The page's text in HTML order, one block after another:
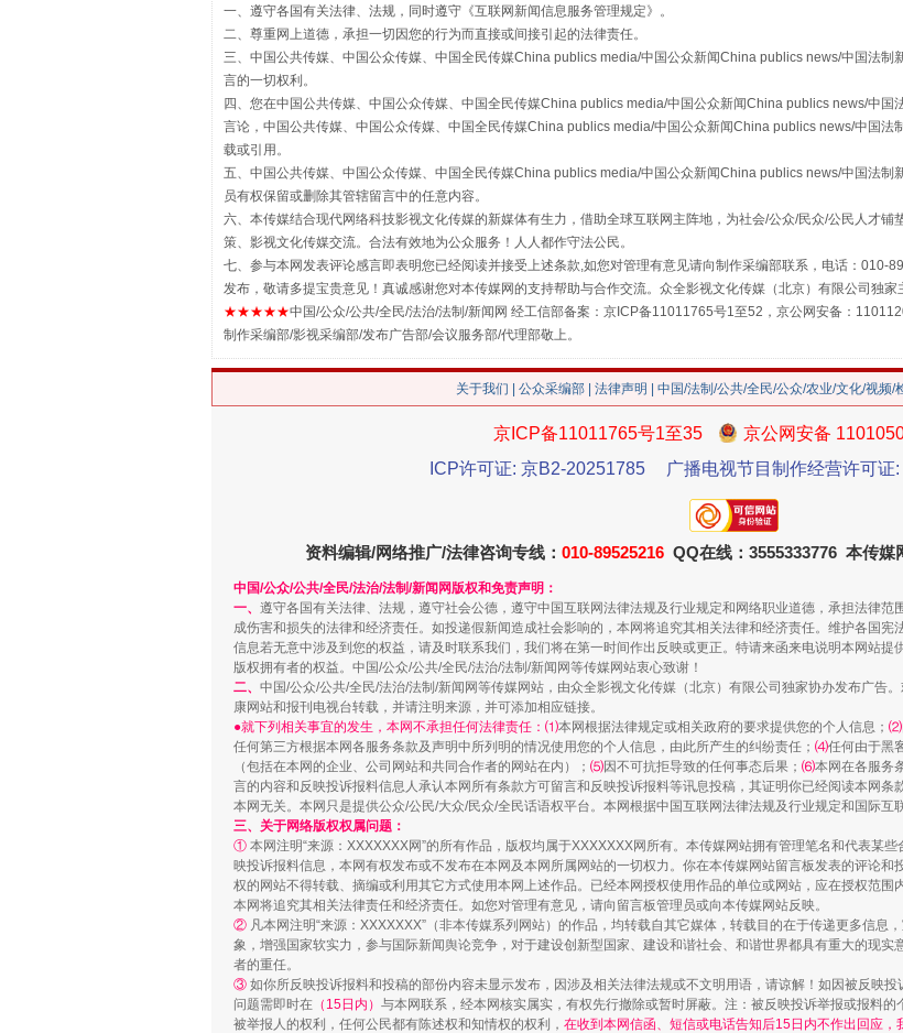
揭批美国五大"原罪" "炒鞋教程"里的骗局
解纷+调解+退费，一次搞定
珠宝鉴定乱象
站台名比不上好声名
走近一线检察官
漫山遍野的桃花与雪山、麦地、白藏房 除了知识还要"留白"
一、遵守各国有关法律、法规，同时遵守《互联网新闻信息服务管理规定》。
二、尊重网上道德，承担一切因您的行为而直接或间接引起的法律责任。
三、中国公共传媒、中国公众传媒、中国全民传媒China publics media/中国公众新闻China publics news/中国法
言的一切权利。
四、您在中国公共传媒、中国公众传媒、中国全民传媒China publics media/中国公众新闻China publics news/中
言论，中国公共传媒、中国公众传媒、中国全民传媒China publics media/中国公众新闻China publics news/中国
载或引用。
五、中国公共传媒、中国公众传媒、中国全民传媒China publics media/中国公众新闻China publics news/中国法
员有权保留或删除其管辖留言中的任意内容。
六、本传媒结合现代网络科技影视文化传媒的新媒体有生力，借助全球互联网主阵地，为社会/公众/民众/公民人才
策、影视文化传媒交流。合法有效地为公众服务！人人都作守法公民。
七、参与本网发表评论感言即表明您已经阅读并接受上述条款,如您对管理有意见请向制作采编部联系，电话：010-
发布，敬请多提宝贵意见！真诚感谢您对本传媒网的支持帮助与合作交流。众全影视文化传媒（北京）有限公司独家
★★★★★中国/公众/公共/全民/法治/法制/新闻网 经工信部备案：京ICP备11011765号1至52，京公网安备：
制作采编部/影视采编部/发布广告部/会议服务部/代理部敬上。
关于我们 公众采编部 法律声明 | 中国/法制/公共/全民/公众/农业/文化/视频/
京ICP备11011765号1至35
京公网安备
ICP许可证: 京B2-20251785
广播电视节目制作经营许可证
资料编辑/网络推广/法律咨询专线： 010-89525216 QQ在线：3555333776 本传媒
中国/公众/公共/全民/法治/法制/新闻网版权和免责声明：
一、 遵守各国有关法律、法规，遵守社会公德，遵守中国互联网法律法规及行业规定和网络职业道德，承担法律
成伤害和损失的法律和经济责任。如投递假新闻造成社会影响的，本网将追究其相关法律和经济责任。维护各国
信息若无意中涉及到您的权益，请及时联系我们，我们将在第一时间作出反映或更正。特请来函来电说明本网站
版权拥有者的权益。中国/公众/公共/全民/法治/法制/新闻网等传媒网站衷心致谢！
二、 中国/公众/公共/全民/法治/法制/新闻网等传媒网站，由众全影视文化传媒（北京）有限公司独家协办发布广告
康网站和报刊电视台转载，并请注明来源，并可添加相应链接。
●就下列相关事宜的发生，本网不承担任何法律责任：⑴本网根据法律规定或相关政府的要求提供您的个人信息； ⑵
任何第三方根据本网各服务条款及声明中所列明的情况使用您的个人信息，由此所产生的纠纷责任； ⑷任何由于黑
（包括在本网的企业、公司网站和共同合作者的网站在内）； ⑸因不可抗拒导致的任何事态后果； ⑹本网在各服务
言的内容和反映投诉报料信息人承认本网所有条款方可留言和反映投诉报料等讯息投稿，其证明你已经阅读本网
本网无关。本网只是提供公众/公民/大众/民众/全民话语权平台。本网根据中国互联网法律法规及行业规定和国际互
三、关于网络版权权属问题：
① 本网注明“来源：XXXXXXX网”的所有作品，版权均属于XXXXXXX网所有。本传媒网站拥有管理笔名和代表某
映投诉报料信息，本网有权发布或不发布在本网及本网所属网站的一切权力。你在本传媒网站留言板发表的评论
权的网站不得转载、摘编或利用其它方式使用本网上述作品。已经本网授权使用作品的单位或网站，应在授权范围
本网将追究其相关法律责任和经济责任。如您对管理有意见，请向留言板管理员或向本传媒网站反映。
② 凡本网注明“来源：XXXXXXX”（非本传媒系列网站）的作品，均转载自其它媒体，转载目的在于传递更多信息
象，增强国家软实力，参与国际新闻舆论竞争，对于建设创新型国家、建设和谐社会、和谐世界都具有重大的现
者的重任。
③ 如你所反映投诉报料和投稿的部份内容未显示发布，因涉及相关法律法规或不文明用语，请谅解！如因被反映
问题需即时在 （15日内） 与本网联系，经本网核实属实，有权先行撤除或暂时屏蔽。注：被反映投诉举报或报料
被举报人的权利，任何公民都有陈述权和知情权的权利， 在收到本网信函、短信或电话告知后15日内不作出回应，